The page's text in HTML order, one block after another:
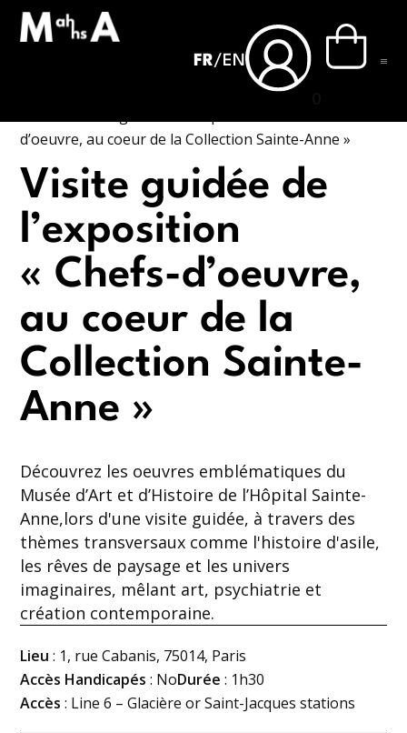
FR/ EN
d’oeuvre, au coeur de la Collection Sainte-Anne »
Visite guidée de
l’exposition
« Chefs-d’oeuvre,
au coeur de la
Collection Sainte-
Anne »
Découvrez les oeuvres emblématiques du
Musée d’Art et d’Histoire de l’Hôpital Sainte-
Anne,lors d'une visite guidée, à travers des
thèmes transversaux comme l'histoire d'asile,
les rêves de paysage et les univers
imaginaires, mêlant art, psychiatrie et
création contemporaine.
Lieu : 1, rue Cabanis, 75014, Paris
Accès Handicapés : NoDurée : 1h30
Accès : Line 6 – Glacière or Saint-Jacques stations